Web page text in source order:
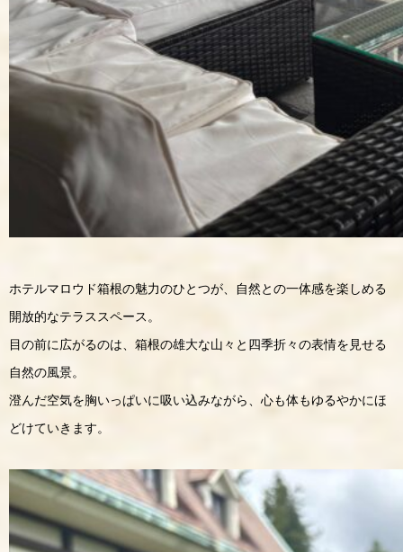
ホテルマロウド箱根の魅力のひとつが、自然との一体感を楽しめる
開放的なテラススペース。
目の前に広がるのは、箱根の雄大な山々と四季折々の表情を見せる
自然の風景。
澄んだ空気を胸いっぱいに吸い込みながら、心も体もゆるやかにほ
どけていきます。